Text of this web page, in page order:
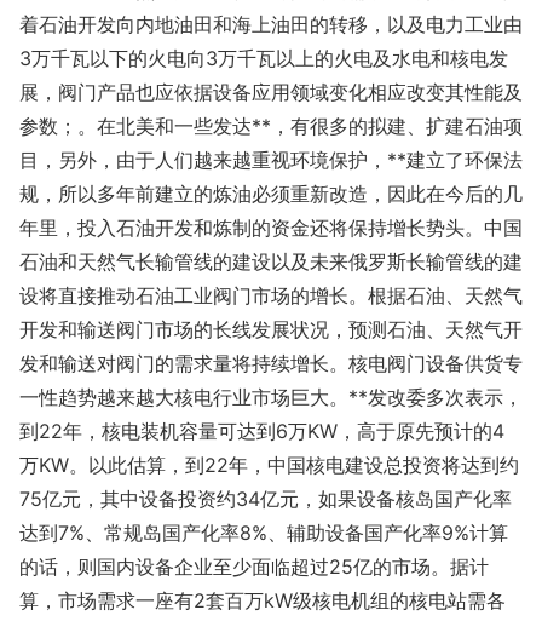
着石油开发向内地油田和海上油田的转移，以及电力工业由
3万千瓦以下的火电向3万千瓦以上的火电及水电和核电发
展，阀门产品也应依据设备应用领域变化相应改变其性能及
参数；。在北美和一些发达**，有很多的拟建、扩建石油项
目，另外，由于人们越来越重视环境保护，**建立了环保法
规，所以多年前建立的炼油必须重新改造，因此在今后的几
年里，投入石油开发和炼制的资金还将保持增长势头。中国
石油和天然气长输管线的建设以及未来俄罗斯长输管线的建
设将直接推动石油工业阀门市场的增长。根据石油、天然气
开发和输送阀门市场的长线发展状况，预测石油、天然气开
发和输送对阀门的需求量将持续增长。核电阀门设备供货专
一性趋势越来越大核电行业市场巨大。**发改委多次表示，
到22年，核电装机容量可达到6万KW，高于原先预计的4
万KW。以此估算，到22年，中国核电建设总投资将达到约
75亿元，其中设备投资约34亿元，如果设备核岛国产化率
达到7%、常规岛国产化率8%、辅助设备国产化率9%计算
的话，则国内设备企业至少面临超过25亿的市场。据计
算，市场需求一座有2套百万kW级核电机组的核电站需各